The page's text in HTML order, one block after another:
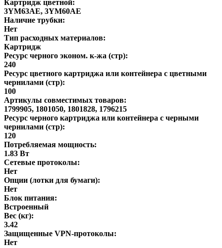
Картридж цветной:
3YM63AE, 3YM60AE
Наличие трубки:
Нет
Тип расходных материалов:
Картридж
Ресурс черного эконом. к-жа (стр):
240
Ресурс цветного картриджа или контейнера с цветными
чернилами (стр):
100
Артикулы совместимых товаров:
1799905, 1801050, 1801828, 1796215
Ресурс черного картриджа или контейнера с черными
чернилами (стр):
120
Потребляемая мощность:
1.83 Вт
Сетевые протоколы:
Нет
Опции (лотки для бумаги):
Нет
Блок питания:
Встроенный
Вес (кг):
3.42
Защищенные VPN-протоколы:
Нет